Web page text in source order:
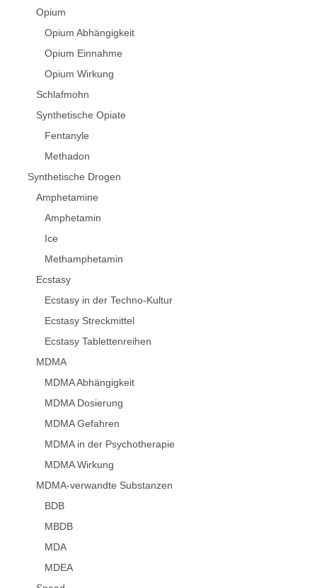
Opium
Opium Abhängigkeit
Opium Einnahme
Opium Wirkung
Schlafmohn
Synthetische Opiate
Fentanyle
Methadon
Synthetische Drogen
Amphetamine
Amphetamin
Ice
Methamphetamin
Ecstasy
Ecstasy in der Techno-Kultur
Ecstasy Streckmittel
Ecstasy Tablettenreihen
MDMA
MDMA Abhängigkeit
MDMA Dosierung
MDMA Gefahren
MDMA in der Psychotherapie
MDMA Wirkung
MDMA-verwandte Substanzen
BDB
MBDB
MDA
MDEA